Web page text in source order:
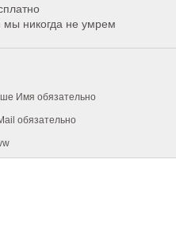
мы никогда не умрем
Имя обязательно
обязательно